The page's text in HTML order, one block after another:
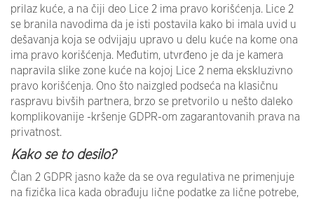
prilaz kuće, a na čiji deo Lice 2 ima pravo korišćenja. Lice 2
se branila navodima da je isti postavila kako bi imala uvid u
dešavanja koja se odvijaju upravo u delu kuće na kome ona
ima pravo korišćenja. Međutim, utvrđeno je da je kamera
napravila slike zone kuće na kojoj Lice 2 nema ekskluzivno
pravo korišćenja. Ono što naizgled podseća na klasičnu
raspravu bivših partnera, brzo se pretvorilo u nešto daleko
komplikovanije -kršenje GDPR-om zagarantovanih prava na
privatnost.
Kako se to desilo?
Član 2 GDPR jasno kaže da se ova regulativa ne primenjuje
na fizička lica kada obrađuju lične podatke za lične potrebe,